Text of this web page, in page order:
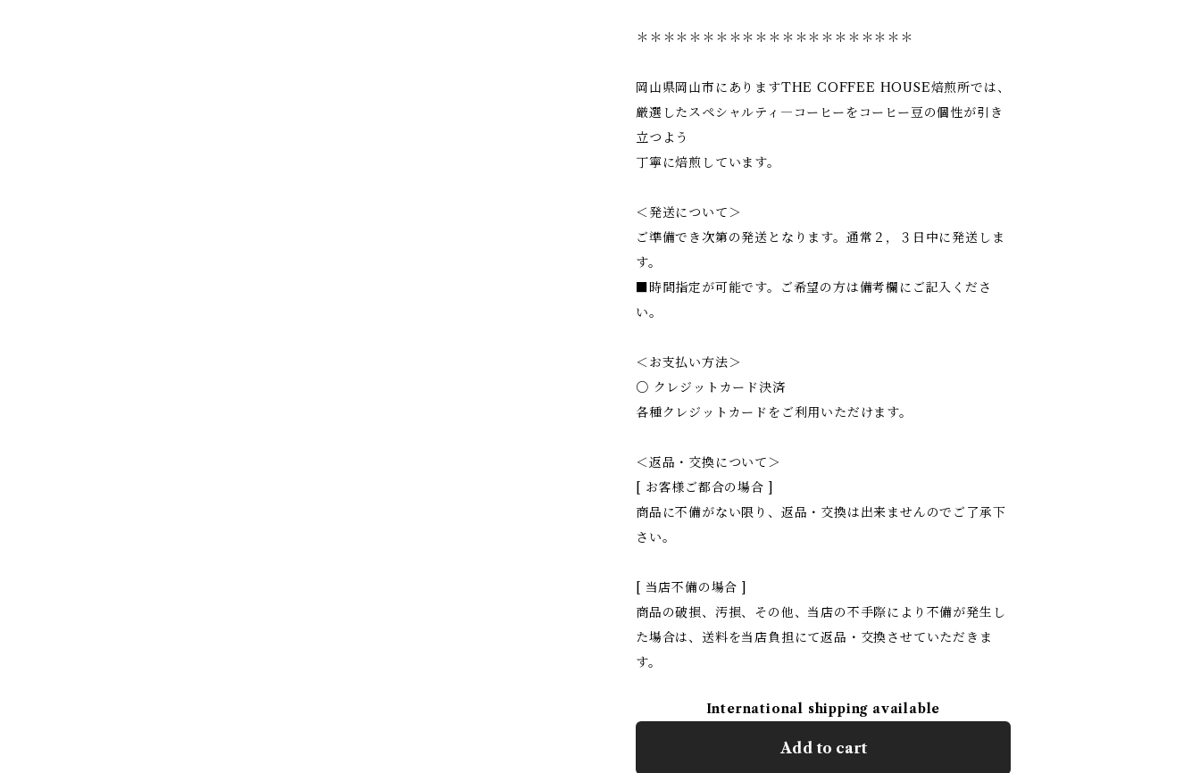
＊＊＊＊＊＊＊＊＊＊＊＊＊＊＊＊＊＊＊＊＊
岡山県岡山市にありますTHE COFFEE HOUSE焙煎所では、
厳選したスペシャルティ―コーヒーをコーヒー豆の個性が引き
立つよう
丁寧に焙煎しています。
＜発送について＞
ご準備でき次第の発送となります。通常２，３日中に発送しま
す。
■時間指定が可能です。ご希望の方は備考欄にご記入くださ
い。
＜お支払い方法＞
○ クレジットカード決済
各種クレジットカードをご利用いただけます。
＜返品・交換について＞
[ お客様ご都合の場合 ]
商品に不備がない限り、返品・交換は出来ませんのでご了承下
さい。
[ 当店不備の場合 ]
商品の破損、汚損、その他、当店の不手際により不備が発生し
た場合は、送料を当店負担にて返品・交換させていただきま
す。
International shipping available
Add to cart